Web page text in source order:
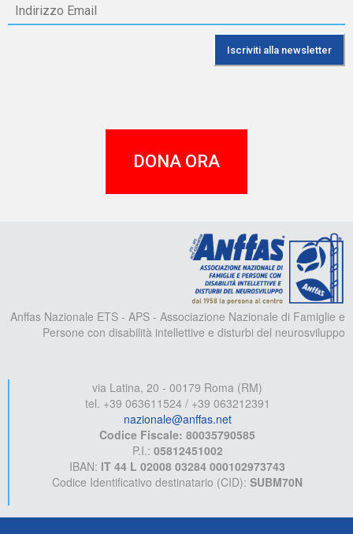
DONA ORA
Anffas Nazionale ETS - APS - Associazione Nazionale di Famiglie e
Persone con disabilità intellettive e disturbi del neurosviluppo
via Latina, 20 - 00179 Roma (RM)
tel. +39 063611524 / +39 063212391
nazionale@anffas.net
Codice Fiscale: 80035790585
P.I.: 05812451002
IBAN: IT 44 L 02008 03284 000102973743
Codice Identificativo destinatario (CID): SUBM70N